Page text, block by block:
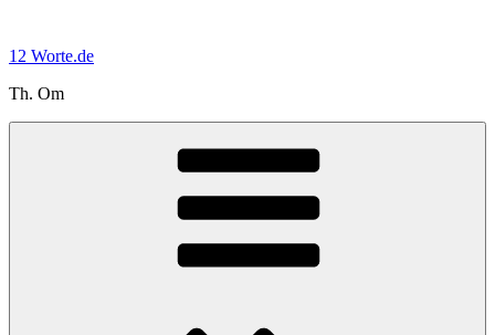
springen
12 Worte.de
Th. Om